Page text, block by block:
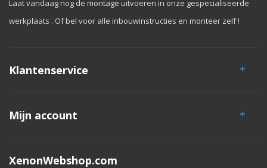
Laat vandaag nog de montage uitvoeren in onze gespecialiseerde
werkplaats . Of bel voor alle inbouwinstructies en monteer zelf !
Klantenservice
Mijn account
XenonWebshop.com